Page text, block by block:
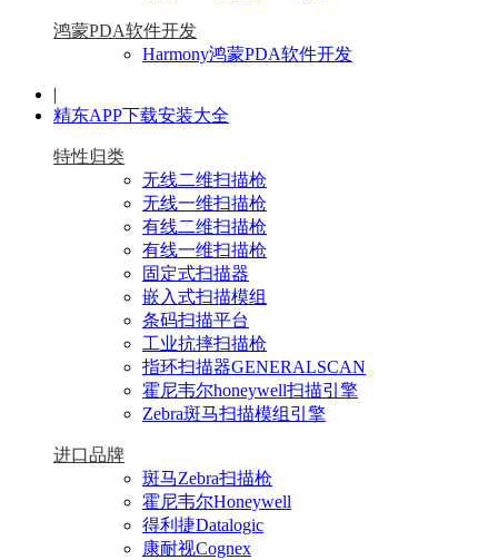
鸿蒙PDA软件开发
Harmony鸿蒙PDA软件开发
|
精东APP下载安装大全
特性归类
无线二维扫描枪
无线一维扫描枪
有线二维扫描枪
有线一维扫描枪
固定式扫描器
嵌入式扫描模组
条码扫描平台
工业抗摔扫描枪
指环扫描器GENERALSCAN
霍尼韦尔honeywell扫描引擎
Zebra斑马扫描模组引擎
进口品牌
斑马Zebra扫描枪
霍尼韦尔Honeywell
得利捷Datalogic
康耐视Cognex